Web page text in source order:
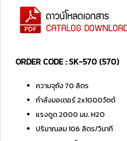
ORDER CODE : SK-570 (570)
ความจุถัง 70 ลิตร
กำลังมอเตอร์ 2x1000วัตต์
แรงดูด 2000 มม. H2O
ปริมาณลม 106 ลิตร/วินาที